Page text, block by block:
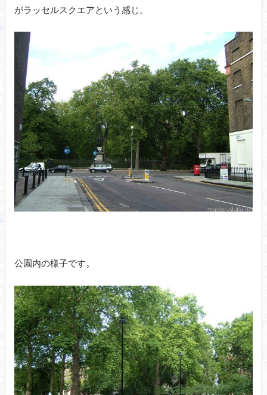
がラッセルスクエアという感じ。
公園内の様子です。